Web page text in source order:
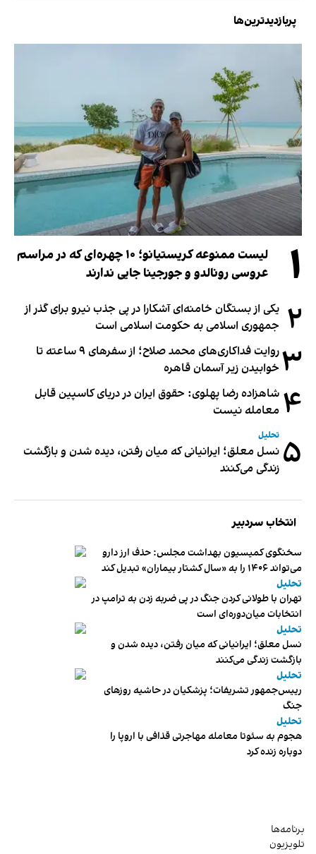
پربازدیدترین‌ها
۱
لیست ممنوعه کریستیانو؛ ۱۰ چهره‌ای که در مراسم
عروسی رونالدو و جورجینا جایی ندارند
۲ یکی از بستگان خامنه‌ای آشکارا در پی جذب نیرو برای گذر از
جمهوری اسلامی به حکومت اسلامی است
۳
روایت فداکاری‌های محمد صلاح؛ از سفرهای ۹ ساعته تا
خوابیدن زیر آسمان قاهره
۴ شاهزاده رضا پهلوی: حقوق ایران در دریای کاسپین قابل
معامله نیست
۵ تحلیل
نسل معلق؛ ایرانیانی که میان رفتن، دیده شدن و بازگشت
زندگی می‌کنند
انتخاب سردبیر
سخنگوی کمیسیون بهداشت مجلس: حذف ارز دارو
می‌تواند ۱۴۰۶ را به «سال کشتار بیماران» تبدیل کند
تحلیل
تهران با طولانی کردن جنگ در پی ضربه زدن به ترامپ در
انتخابات میان‌دوره‌ای است
تحلیل
نسل معلق؛ ایرانیانی که میان رفتن، دیده شدن و
بازگشت زندگی می‌کنند
تحلیل
رییس‌جمهور تشریفات؛ پزشکیان در حاشیه روزهای
جنگ
تحلیل
هجوم به سئوتا معامله مهاجرتی قذافی با اروپا را
دوباره زنده کرد
برنامه‌ها
تلویزیون